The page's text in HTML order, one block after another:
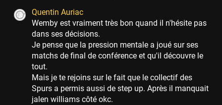
Quentin Auriac
Wemby est vraiment très bon quand il n'hésite pas
dans ses décisions.
Je pense que la pression mentale a joué sur ses
matchs de final de conférence et qu'il découvre le
tout.
Mais je te rejoins sur le fait que le collectif des
Spurs a permis aussi de step up. Après il manquait
jalen williams côté okc.